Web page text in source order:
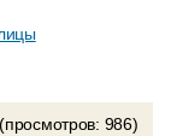
(просмотров: 986)